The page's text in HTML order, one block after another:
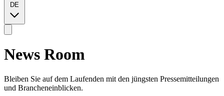
DE
News Room
Bleiben Sie auf dem Laufenden mit den jüngsten Pressemitteilungen
und Brancheneinblicken.